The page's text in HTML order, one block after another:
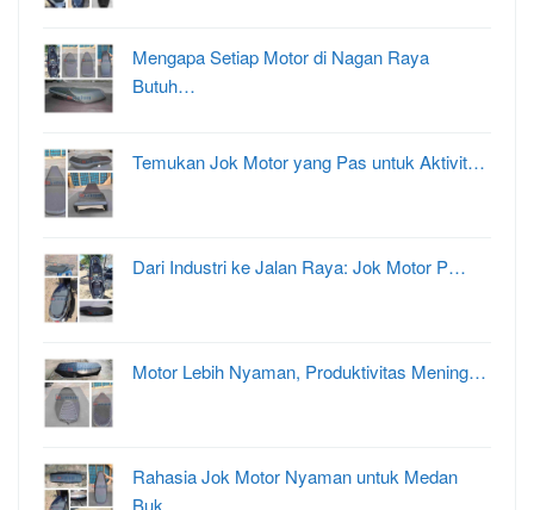
Mengapa Setiap Motor di Nagan Raya
Butuh…
Temukan Jok Motor yang Pas untuk Aktivit…
Dari Industri ke Jalan Raya: Jok Motor P…
Motor Lebih Nyaman, Produktivitas Mening…
Rahasia Jok Motor Nyaman untuk Medan
Buk…